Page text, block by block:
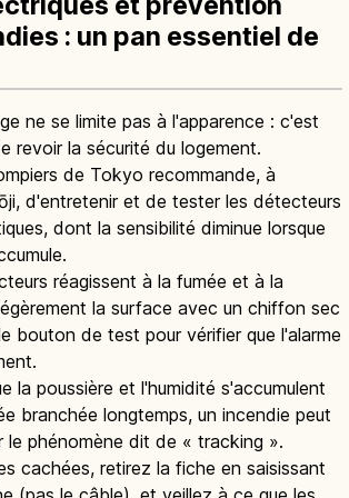
: un pan essentiel de
ne se limite pas à l'apparence : c'est
revoir la sécurité du logement.
de Tokyo recommande, à
d'entretenir et de tester les détecteurs
dont la sensibilité diminue lorsque
réagissent à la fumée et à la
la surface avec un chiffon sec
bouton de test pour vérifier que l'alarme
la poussière et l'humidité s'accumulent
branchée longtemps, un incendie peut
le phénomène dit de « tracking ».
cachées, retirez la fiche en saisissant